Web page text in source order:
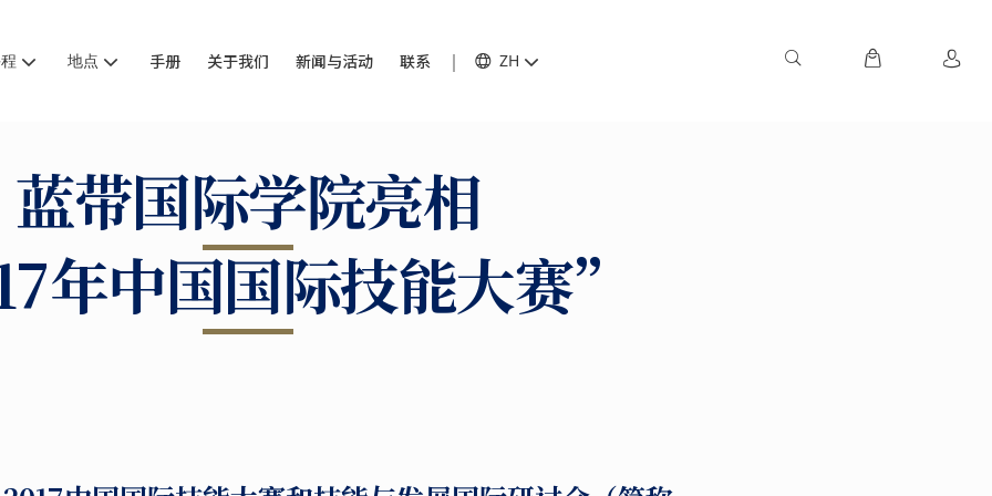
地点 手册 关于我们 新闻与活动 联系 ZH
蓝带国际学院亮相
年中国国际技能大赛”